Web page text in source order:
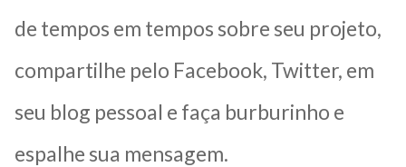
de tempos em tempos sobre seu projeto,
compartilhe pelo Facebook, Twitter, em
seu blog pessoal e faça burburinho e
espalhe sua mensagem.